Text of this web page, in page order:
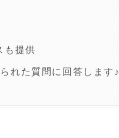
も提供
れた質問に回答します♪